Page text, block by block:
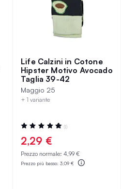
Life Calzini in Cotone
Hipster Motivo Avocado
Taglia 39-42
Maggio 25
+ 1 variante
Valutazione:
100%
(1)
2,29 €
Prezzo normale: 4,99 €
Prezzo più basso: 3,09 €